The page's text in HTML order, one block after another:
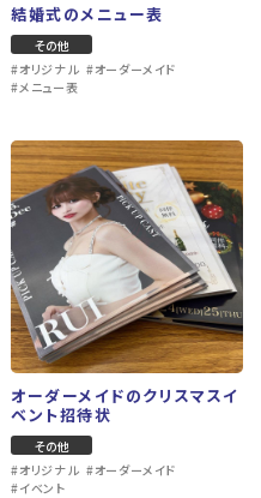
屋外用小型プレート
プレート作成
#小型看板 #案内板 #看板製作
結婚式のメニュー表
その他
#オリジナル #オーダーメイド
#メニュー表
オーダーメイドのクリスマスイ
ベント招待状
その他
#オリジナル #オーダーメイド
#イベント